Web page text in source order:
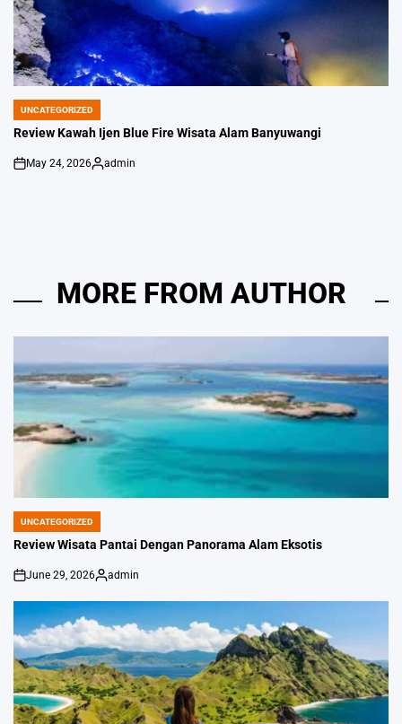
POSTED
IN
UNCATEGORIZED
Review Kawah Ijen Blue Fire Wisata Alam Banyuwangi
on
May 24, 2026
Posted
admin
MORE FROM AUTHOR
POSTED
IN
UNCATEGORIZED
Review Wisata Pantai Dengan Panorama Alam Eksotis
on
June 29, 2026
Posted
admin